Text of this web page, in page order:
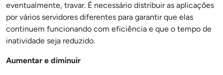
eventualmente, travar. É necessário distribuir as aplicações
por vários servidores diferentes para garantir que elas
continuem funcionando com eficiência e que o tempo de
inatividade seja reduzido.
Aumentar e diminuir